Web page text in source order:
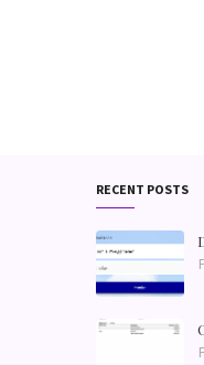
RECENT POSTS